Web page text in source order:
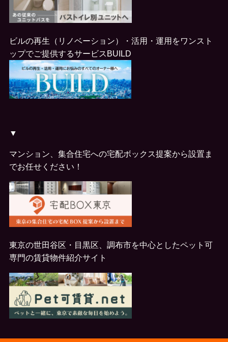
ビルの再生（リノベーション）・活用・運用をワンスト
ップでご提供するサービスBUILD
▼
マンション、集合住宅への宅配ボックス提案から設置ま
でお任せください！
東京の世田谷区・目黒区、調布市を中心としたペット可
専門の賃貸物件紹介サイト